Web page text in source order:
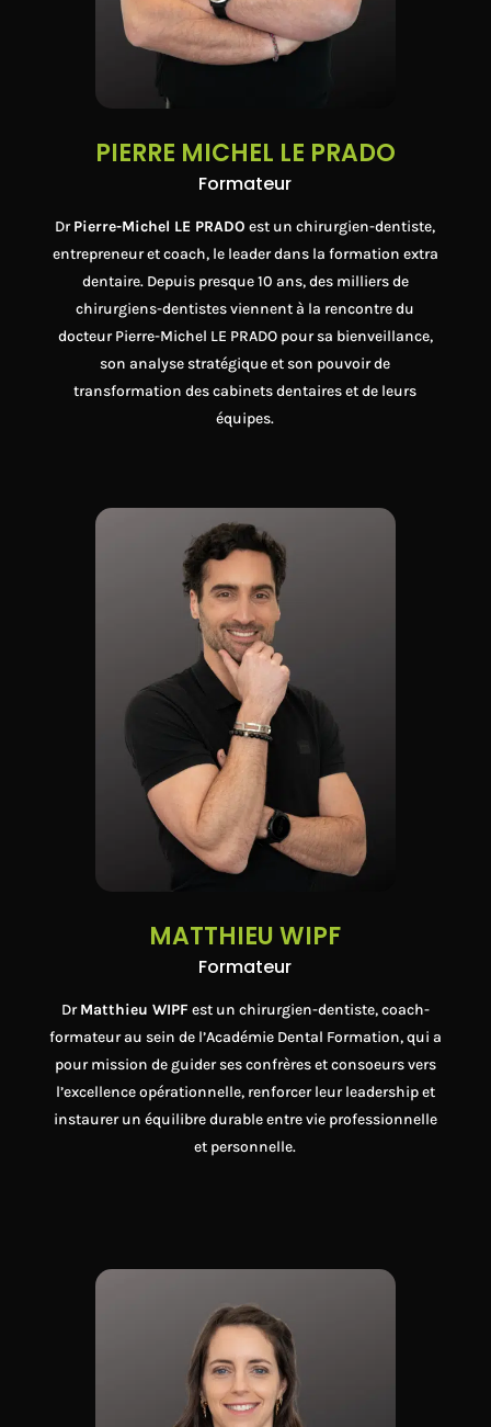
PIERRE MICHEL LE PRADO
Formateur
DrPierre-Michel LE PRADO est un chirurgien-dentiste,
entrepreneur et coach, le leader dans la formation extra
dentaire. Depuis presque 10 ans, des milliers de
chirurgiens-dentistes viennent à la rencontre du
docteur Pierre-Michel LE PRADO pour sa bienveillance,
son analyse stratégique et son pouvoir de
transformation des cabinets dentaires et de leurs
équipes.
MATTHIEU WIPF
Formateur
DrMatthieu WIPF est un chirurgien-dentiste, coach-
formateur au sein de l’Académie Dental Formation, qui a
pour mission de guider ses confrères et consoeurs vers
l’excellence opérationnelle, renforcer leur leadership et
instaurer un équilibre durable entre vie professionnelle
et personnelle.